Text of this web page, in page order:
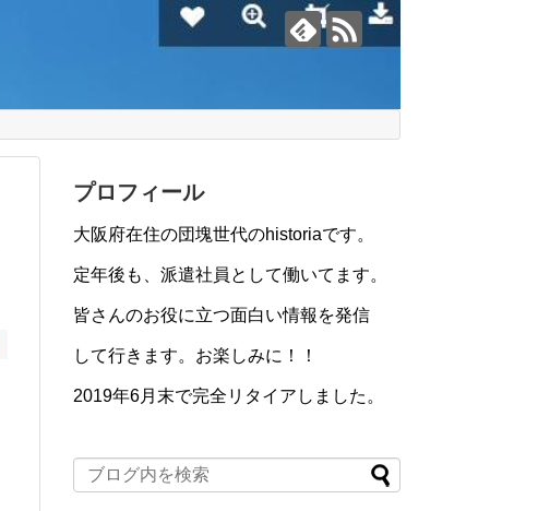
プロフィール
大阪府在住の団塊世代のhistoriaです。
定年後も、派遣社員として働いてます。
皆さんのお役に立つ面白い情報を発信
して行きます。お楽しみに！！
2019年6月末で完全リタイアしました。